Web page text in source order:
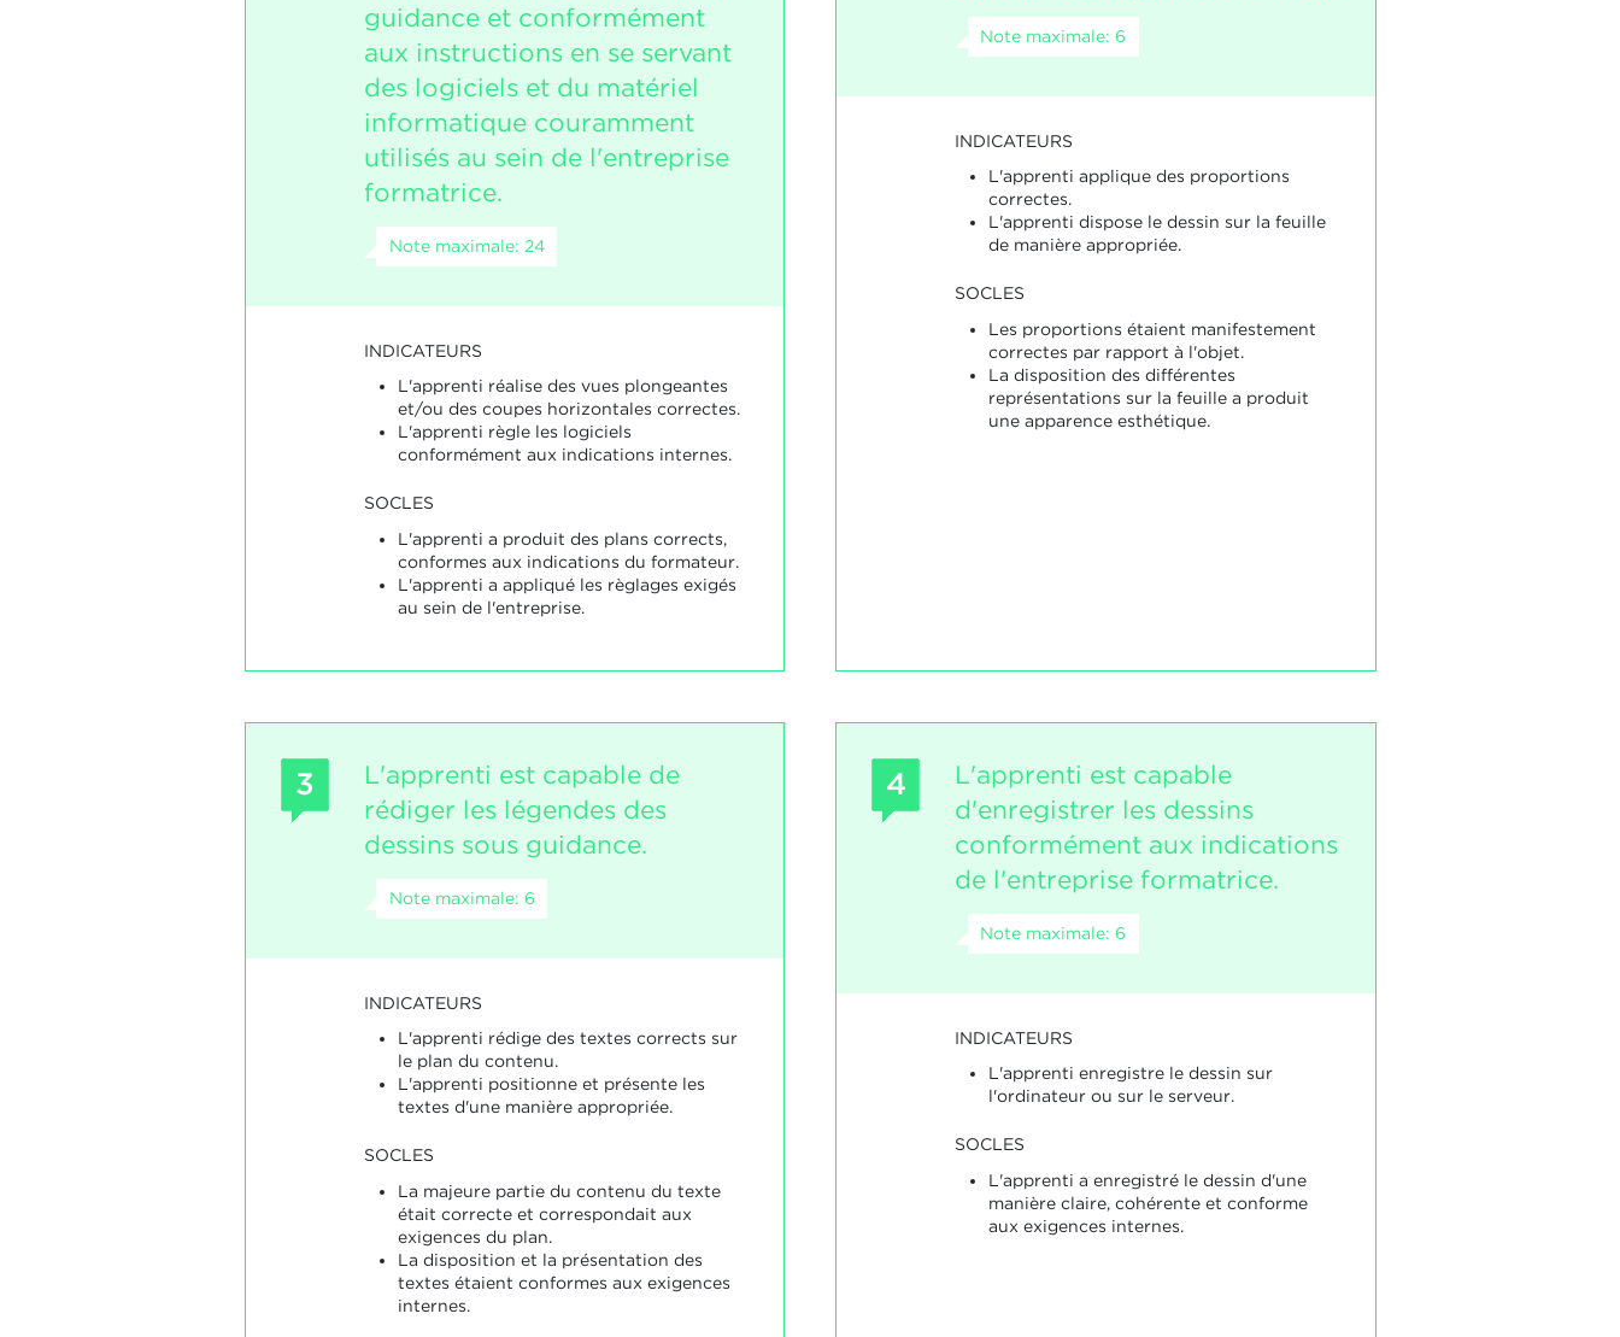
guidance et conformément
aux instructions en se servant
des logiciels et du matériel
informatique couramment
utilisés au sein de l'entreprise
formatrice.
Note maximale: 24
INDICATEURS
L'apprenti réalise des vues plongeantes
et/ou des coupes horizontales correctes.
L'apprenti règle les logiciels
conformément aux indications internes.
SOCLES
L'apprenti a produit des plans corrects,
conformes aux indications du formateur.
L'apprenti a appliqué les règlages exigés
au sein de l'entreprise.
Note maximale: 6
INDICATEURS
L'apprenti applique des proportions
correctes.
L'apprenti dispose le dessin sur la feuille
de manière appropriée.
SOCLES
Les proportions étaient manifestement
correctes par rapport à l'objet.
La disposition des différentes
représentations sur la feuille a produit
une apparence esthétique.
3
L'apprenti est capable de
rédiger les légendes des
dessins sous guidance.
Note maximale: 6
INDICATEURS
L'apprenti rédige des textes corrects sur
le plan du contenu.
L'apprenti positionne et présente les
textes d'une manière appropriée.
SOCLES
La majeure partie du contenu du texte
était correcte et correspondait aux
exigences du plan.
La disposition et la présentation des
textes étaient conformes aux exigences
internes.
4
L'apprenti est capable
d'enregistrer les dessins
conformément aux indications
de l'entreprise formatrice.
Note maximale: 6
INDICATEURS
L'apprenti enregistre le dessin sur
l'ordinateur ou sur le serveur.
SOCLES
L'apprenti a enregistré le dessin d'une
manière claire, cohérente et conforme
aux exigences internes.